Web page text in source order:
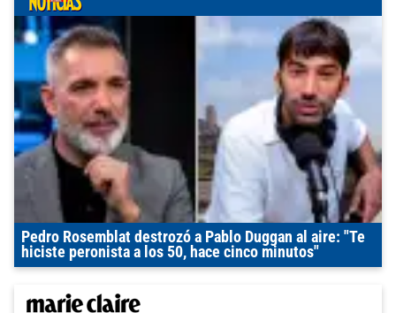
Pedro Rosemblat destrozó a Pablo Duggan al aire: "Te
hiciste peronista a los 50, hace cinco minutos"